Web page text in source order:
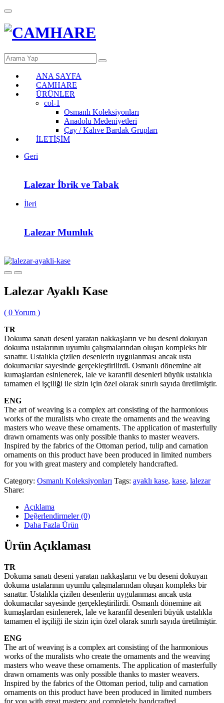
ANA SAYFA
CAMHARE
ÜRÜNLER
col-1
Osmanlı Koleksiyonları
Anadolu Medeniyetleri
Çay / Kahve Bardak Grupları
İLETİŞİM
Geri
Lalezar İbrik ve Tabak
İleri
Lalezar Mumluk
Lalezar Ayaklı Kase
( 0Yorum )
TR
Dokuma sanatı deseni yaratan nakkaşların ve bu deseni dokuyan
dokuma ustalarının uyumlu çalışmalarından oluşan kompleks bir
sanattır. Ustalıkla çizilen desenlerin uygulanması ancak usta
dokumacılar sayesinde gerçekleştirilirdi. Osmanlı dönemine ait
kumaşlardan esinlenerek, lale ve karanfil desenleri büyük ustalıkla
tamamen el işçiliği ile sizin için özel olarak sınırlı sayıda üretilmiştir.
ENG
The art of weaving is a complex art consisting of the harmonious
works of the muralists who create the ornaments and the weaving
masters who weave these ornaments. The application of masterfully
drawn ornaments was only possible thanks to master weavers.
Inspired by the fabrics of the Ottoman period, tulip and carnation
ornaments on this product have been produced in limited numbers
for you with great mastery and completely handcrafted.
Category: Osmanlı Koleksiyonları Tags: ayaklı kase, kase, lalezar
Share:
Açıklama
Değerlendirmeler (0)
Daha Fazla Ürün
Ürün Açıklaması
TR
Dokuma sanatı deseni yaratan nakkaşların ve bu deseni dokuyan
dokuma ustalarının uyumlu çalışmalarından oluşan kompleks bir
sanattır. Ustalıkla çizilen desenlerin uygulanması ancak usta
dokumacılar sayesinde gerçekleştirilirdi. Osmanlı dönemine ait
kumaşlardan esinlenerek, lale ve karanfil desenleri büyük ustalıkla
tamamen el işçiliği ile sizin için özel olarak sınırlı sayıda üretilmiştir.
ENG
The art of weaving is a complex art consisting of the harmonious
works of the muralists who create the ornaments and the weaving
masters who weave these ornaments. The application of masterfully
drawn ornaments was only possible thanks to master weavers.
Inspired by the fabrics of the Ottoman period, tulip and carnation
ornaments on this product have been produced in limited numbers